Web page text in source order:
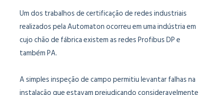
Um dos trabalhos de certificação de redes industriais
realizados pela Automaton ocorreu em uma indústria em
cujo chão de fábrica existem as redes Profibus DP e
também PA.
A simples inspeção de campo permitiu levantar falhas na